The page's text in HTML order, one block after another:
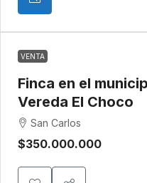
VENTA
Finca en el
Vereda El Choco
San Carlos
$350.000.000